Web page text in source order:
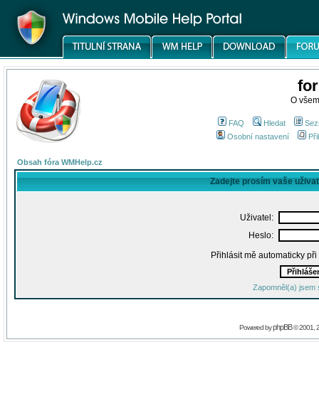
O
FAQ Hledat
Osobní nastavení
Obsah fóra WMHelp.cz
Zadejte prosím vaše
Uživatel:
Heslo:
Přihlásit mě automaticky
Zapomněl(a) jsem
Powered byphpBB© 2001,